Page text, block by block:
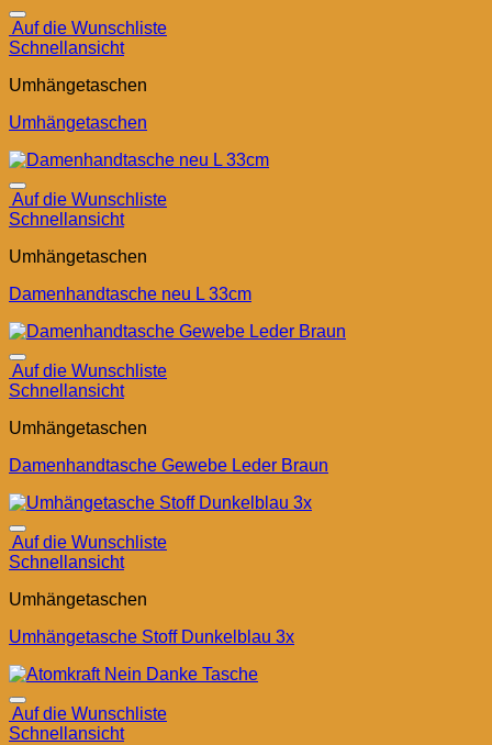
Auf die Wunschliste
Schnellansicht
Umhängetaschen
Umhängetaschen
Auf die Wunschliste
Schnellansicht
Umhängetaschen
Damenhandtasche neu L 33cm
Auf die Wunschliste
Schnellansicht
Umhängetaschen
Damenhandtasche Gewebe Leder Braun
Auf die Wunschliste
Schnellansicht
Umhängetaschen
Umhängetasche Stoff Dunkelblau 3x
Auf die Wunschliste
Schnellansicht